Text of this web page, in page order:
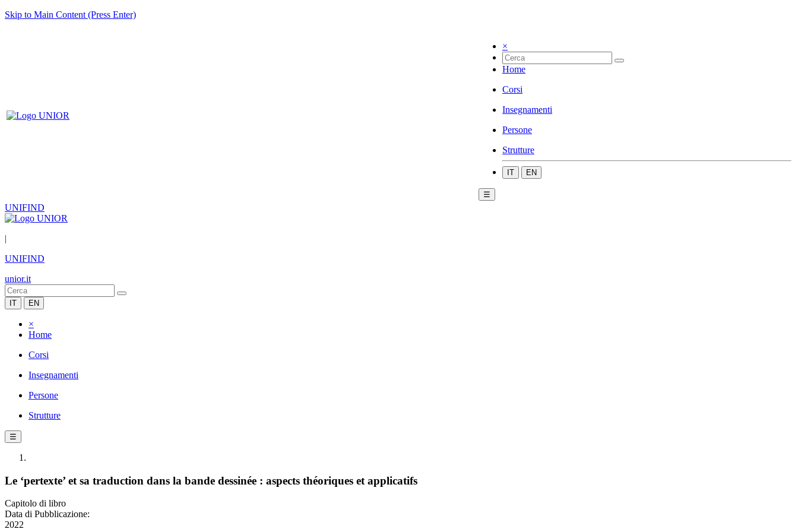
Skip to Main Content (Press Enter)
×
Home
Corsi
Insegnamenti
Persone
Strutture
IT EN
☰
UNIFIND
|
UNIFIND
unior.it
IT EN
×
Home
Corsi
Insegnamenti
Persone
Strutture
☰
Le ‘pertexte’ et sa traduction dans la bande dessinée : aspects théoriques et applicatifs
Capitolo di libro
Data di Pubblicazione:
2022